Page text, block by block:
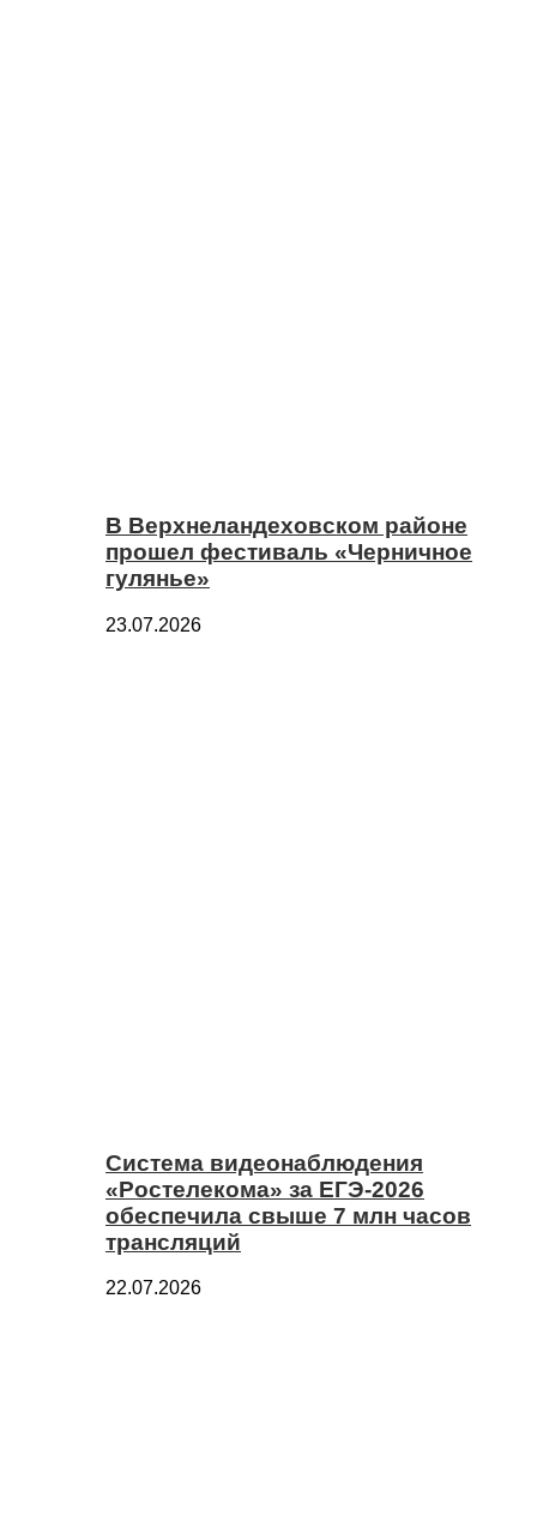
В Верхнеландеховском районе
прошел фестиваль «Черничное
гулянье»
23.07.2026
Система видеонаблюдения
«Ростелекома» за ЕГЭ-2026
обеспечила свыше 7 млн часов
трансляций
22.07.2026